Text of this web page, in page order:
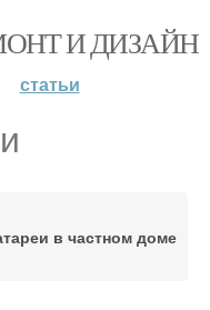
И ДИЗАЙН
статьи
в частном доме